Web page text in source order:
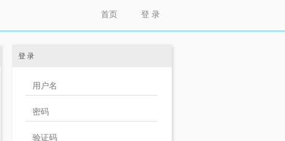
登 录
首页
登 录